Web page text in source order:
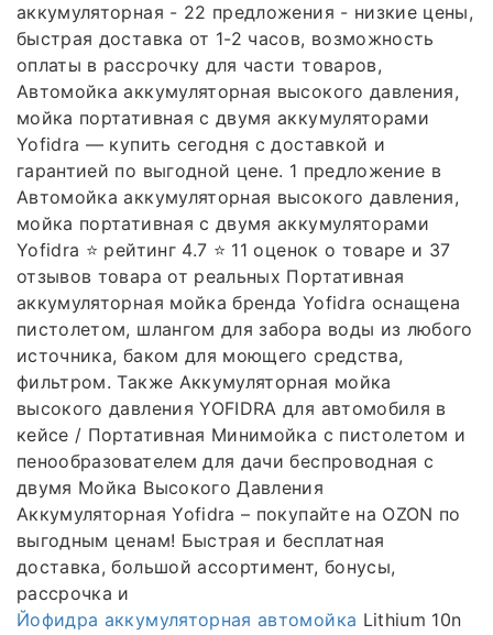
аккумуляторная - 22 предложения - низкие цены,
быстрая доставка от 1-2 часов, возможность
оплаты в рассрочку для части товаров,
Автомойка аккумуляторная высокого давления,
мойка портативная с двумя аккумуляторами
Yofidra — купить сегодня c доставкой и
гарантией по выгодной цене. 1 предложение в
Автомойка аккумуляторная высокого давления,
мойка портативная с двумя аккумуляторами
Yofidra ⭐️ рейтинг 4.7 ⭐️ 11 оценок о товаре и 37
отзывов товара от реальных Портативная
аккумуляторная мойка бренда Yofidra оснащена
пистолетом, шлангом для забора воды из любого
источника, баком для моющего средства,
фильтром. Также Аккумуляторная мойка
высокого давления YOFIDRA для автомобиля в
кейсе / Портативная Минимойка с пистолетом и
пенообразователем для дачи беспроводная с
двумя Мойка Высокого Давления
Аккумуляторная Yofidra – покупайте на OZON по
выгодным ценам! Быстрая и бесплатная
доставка, большой ассортимент, бонусы,
рассрочка и
Йофидра аккумуляторная автомойка Lithium 10n